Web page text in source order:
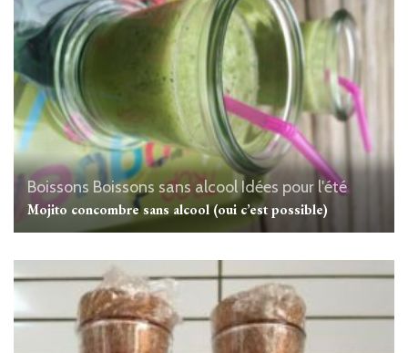
Boissons Boissons sans alcoolIdées pour l'été
Mojito concombre sans alcool (oui c’est possible)